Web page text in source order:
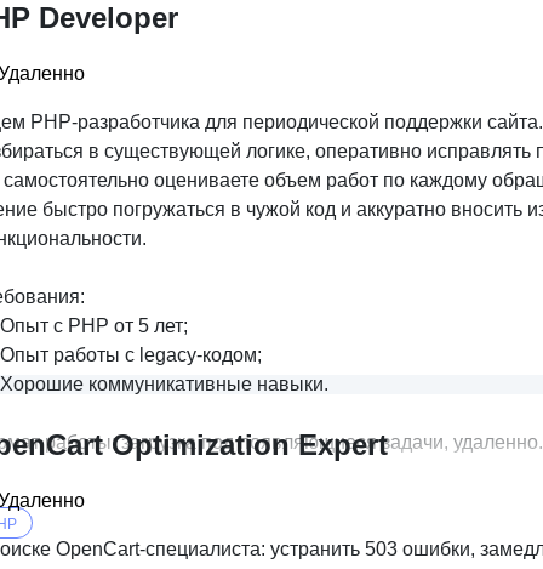
Developer
PHP-разработчика для периодической поддержки
в существующей логике, оперативно
оцениваете объем работ по каждому
быстро погружаться в чужой код и аккуратно вносить
Опыт с PHP от 5 лет;
Опыт работы с legacy-кодом;
Хорошие коммуникативные навыки.
работы: загрузка под появляющиеся задачи, удаленно.
Optimization Expert
OpenCart-специалиста: устранить 503 ошибки,